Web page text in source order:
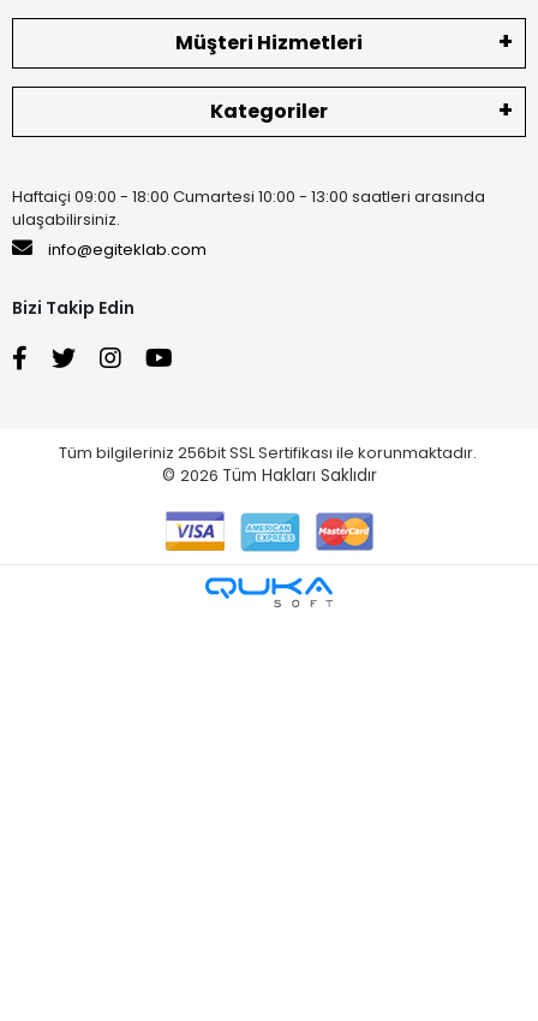
Müşteri Hizmetleri
Kategoriler
Haftaiçi 09:00 - 18:00 Cumartesi 10:00 - 13:00 saatleri arasında
ulaşabilirsiniz.
info@egiteklab.com
Bizi Takip Edin
Tüm bilgileriniz 256bit SSL Sertifikası ile korunmaktadır.
© 2026 Tüm Hakları Saklıdır